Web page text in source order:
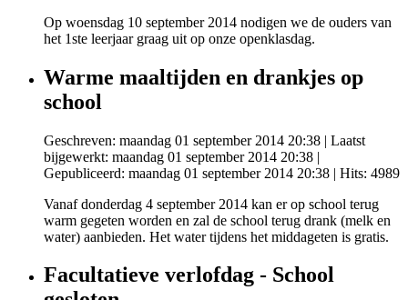
Op woensdag 10 september 2014 nodigen we de ouders van
het 1ste leerjaar graag uit op onze openklasdag.
Warme maaltijden en drankjes op
school
Geschreven: maandag 01 september 2014 20:38 | Laatst
bijgewerkt: maandag 01 september 2014 20:38 |
Gepubliceerd: maandag 01 september 2014 20:38 | Hits: 4989
Vanaf donderdag 4 september 2014 kan er op school terug
warm gegeten worden en zal de school terug drank (melk en
water) aanbieden. Het water tijdens het middageten is gratis.
Facultatieve verlofdag - School